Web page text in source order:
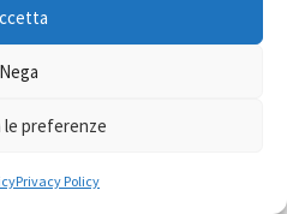
Nega
le preferenze
Privacy Policy